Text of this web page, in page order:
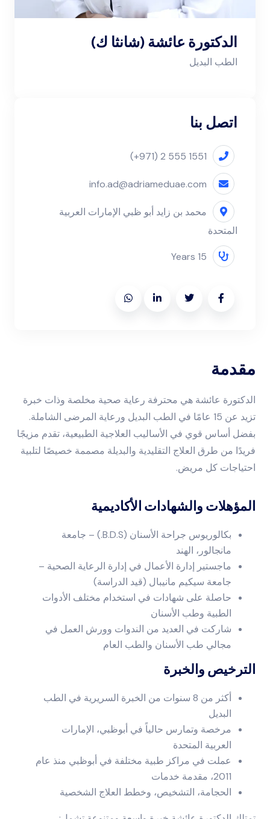
الدكتورة عائشة (شانثا ك)
الطب البديل
اتصل بنا
(+971) 2 555 1551
info.ad@adriameduae.com
محمد بن زايد أبو ظبي الإمارات العربية
المتحدة
15 Years
مقدمة
الدكتورة عائشة هي محترفة رعاية صحية مخلصة وذات خبرة
تزيد عن 15 عامًا في الطب البديل ورعاية المرضى الشاملة.
بفضل أساس قوي في الأساليب العلاجية الطبيعية، تقدم مزيجًا
فريدًا من طرق العلاج التقليدية والبديلة مصممة خصيصًا لتلبية
احتياجات كل مريض.
المؤهلات والشهادات الأكاديمية
بكالوريوس جراحة الأسنان (B.D.S.) – جامعة
مانجالور، الهند
ماجستير إدارة الأعمال في إدارة الرعاية الصحية –
جامعة سيكيم مانيبال (قيد الدراسة)
حاصلة على شهادات في استخدام مختلف الأدوات
الطبية وطب الأسنان
شاركت في العديد من الندوات وورش العمل في
مجالي طب الأسنان والطب العام
الترخيص والخبرة
أكثر من 8 سنوات من الخبرة السريرية في الطب
البديل
مرخصة وتمارس حالياً في أبوظبي، الإمارات
العربية المتحدة
عملت في مراكز طبية مختلفة في أبوظبي منذ عام
2011، مقدمة خدمات
الحجامة، التشخيص، وخطط العلاج الشخصية